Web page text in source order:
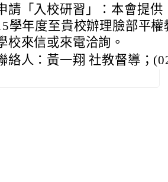
請「入校研習」：本會提
學年度至貴校辦理臉部平
校來信或來電洽詢。
絡人：黃一翔 社教督導；